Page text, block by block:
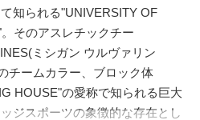
知られる"UNIVERSITY OF
そのアスレチックチー
ミシガン ウルヴァリン
チームカラー、ブロック体
HOUSE"の愛称で知られる巨大
ジスポーツの象徴的な存在とし